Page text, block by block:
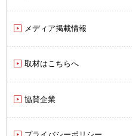
メディア掲載情報
取材はこちらへ
協賛企業